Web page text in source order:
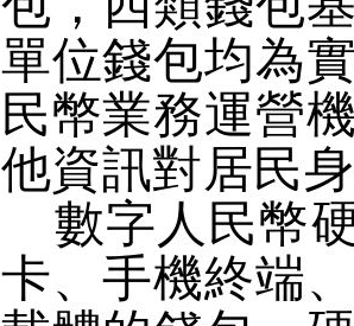
單位錢包均為
民幣業務運營
他資訊對居民
數字人民幣
卡、手機終端